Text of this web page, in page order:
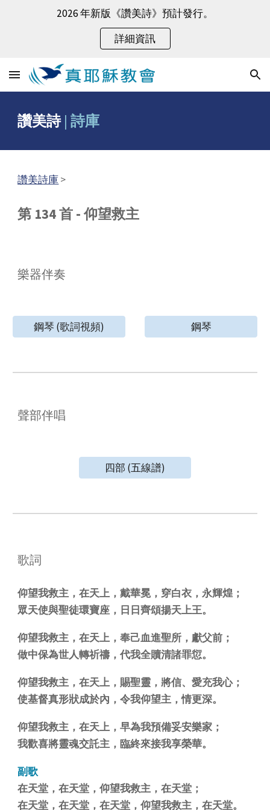
Skip to navigation
2026 年新版《讚美詩》預計發行。
詳細資訊
讚美詩|詩庫
讚美詩庫>
第 134 首 - 仰望救主
樂器伴奏
鋼琴 (歌詞視頻) 鋼琴
聲部伴唱
四部 (五線譜)
歌詞
仰望我救主，在天上，戴華冕，穿白衣，永輝煌；
眾天使與聖徒環寶座，日日齊頌揚天上王。
仰望我救主，在天上，奉己血進聖所，獻父前；
做中保為世人轉祈禱，代我全贖清諸罪愆。
仰望我救主，在天上，賜聖靈，將信、愛充我心；
使基督真形狀成於內，令我仰望主，情更深。
仰望我救主，在天上，早為我預備妥安樂家；
我歡喜將靈魂交託主，臨終來接我享榮華。
副歌
在天堂，在天堂，仰望我救主，在天堂；
在天堂，在天堂，在天堂，仰望我救主，在天堂。